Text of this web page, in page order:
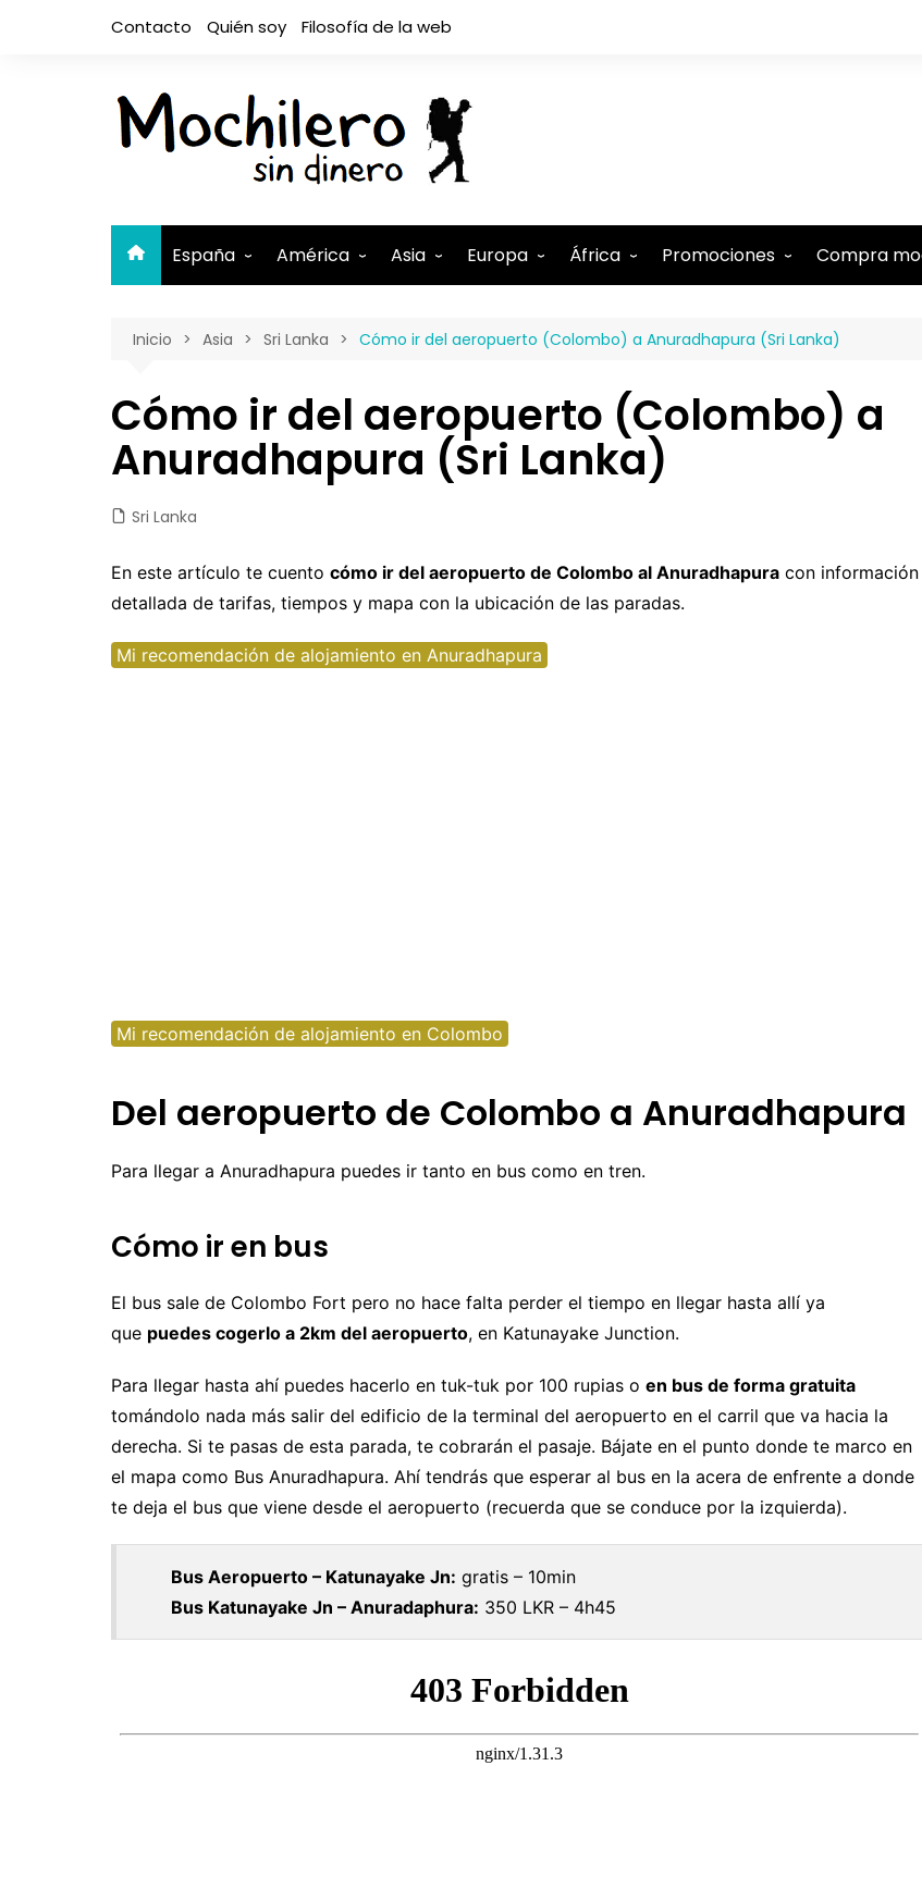
Contacto Quién soy Filosofía de la web
España
Aragón
Canarias
El Hierro
Lanzarote
Gran Canaria
La Palma
Tenerife
Cantabria
Castilla y León
Castilla-La Mancha
Cataluña
Comunidad Valenciana
América
Belice
Brasil
Canadá
Colombia
Costa Rica
Cuba
Asia
Filipinas
Indonesia
Israel y Palestina
Jordania
Laos
Malasia
Europa
Alemania
Bélgica
Budapest
Dinamarca
Escocia
Eslovenia
Noruega
Reino Unido
África
Etiopía
Marruecos
Mauricio
Tanzania
Promociones
Tarjeta Revolut gratis
-5% Internet Holafly
Descuentos en Booking
-5% Seguro Intermundial
Buscador de vuelos
Compra
Inicio Asia Sri Lanka Cómo ir del aeropuerto (Colombo) a Anuradhapura (Sri Lanka)
Cómo ir del aeropuerto (Colombo) a
Anuradhapura (Sri Lanka)
Sri Lanka
En este artículo te cuento cómo ir del aeropuerto de Colombo al Anuradhapura con información
detallada de tarifas, tiempos y mapa con la ubicación de las paradas.
Mi recomendación de alojamiento en Anuradhapura
Mi recomendación de alojamiento en Colombo
Del aeropuerto de Colombo a Anuradhapura
Para llegar a Anuradhapura puedes ir tanto en bus como en tren.
Cómo ir en bus
El bus sale de Colombo Fort pero no hace falta perder el tiempo en llegar hasta allí ya
que puedes cogerlo a 2km del aeropuerto, en Katunayake Junction.
Para llegar hasta ahí puedes hacerlo en tuk-tuk por 100 rupias o en bus de forma gratuita
tomándolo nada más salir del edificio de la terminal del aeropuerto en el carril que va hacia la
derecha. Si te pasas de esta parada, te cobrarán el pasaje. Bájate en el punto donde te marco en
el mapa como Bus Anuradhapura. Ahí tendrás que esperar al bus en la acera de enfrente a donde
te deja el bus que viene desde el aeropuerto (recuerda que se conduce por la izquierda).
Bus Aeropuerto – Katunayake Jn: gratis – 10min
Bus Katunayake Jn – Anuradaphura: 350 LKR – 4h45